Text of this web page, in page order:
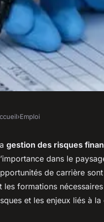
gestion
climat?
›Emploi
gestion des risques
dans le
de carrière
les formations
et les enjeux liés à